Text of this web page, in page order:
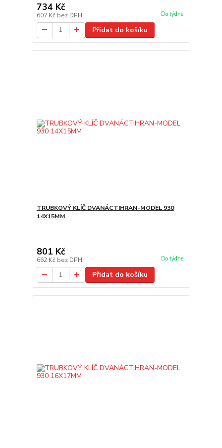
734 Kč
607 Kč bez DPH Do týdne
Přidat do košíku
TRUBKOVÝ KLÍČ DVANÁCTIHRAN-MODEL 930
14X15MM
801 Kč
662 Kč bez DPH Do týdne
Přidat do košíku